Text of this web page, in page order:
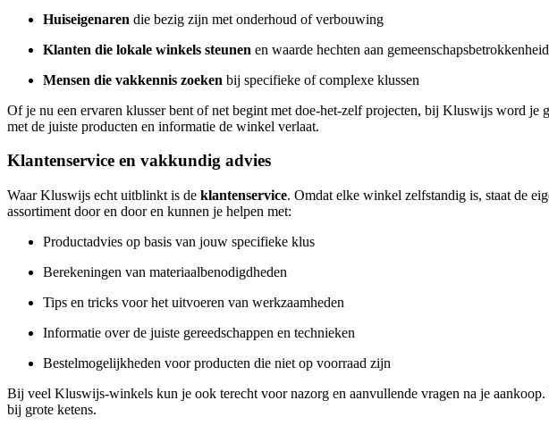
Huiseigenaren die bezig zijn met onderhoud of verbouwing
Klanten die lokale winkels steunen en waarde hechten aan gemeenschapsbetrokkenheid
Mensen die vakkennis zoeken bij specifieke of complexe klussen
Of je nu een ervaren klusser bent of net begint met doe-het-zelf projecten, bij Kluswijs word
met de juiste producten en informatie de winkel verlaat.
Klantenservice en vakkundig advies
Waar Kluswijs echt uitblinkt is de klantenservice. Omdat elke winkel zelfstandig is, staat de
assortiment door en door en kunnen je helpen met:
Productadvies op basis van jouw specifieke klus
Berekeningen van materiaalbenodigdheden
Tips en tricks voor het uitvoeren van werkzaamheden
Informatie over de juiste gereedschappen en technieken
Bestelmogelijkheden voor producten die niet op voorraad zijn
Bij veel Kluswijs-winkels kun je ook terecht voor nazorg en aanvullende vragen na je
bij grote ketens.